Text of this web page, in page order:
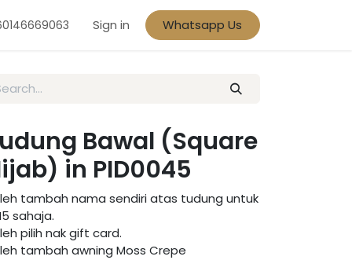
Sign in Whatsapp Us
Bawal (Square
in PID0045
tambah nama sendiri atas tudung untuk
sahaja.
pilih nak gift card.
tambah awning Moss Crepe